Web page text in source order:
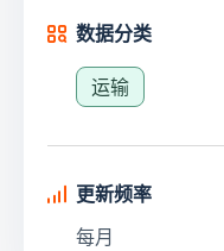
数据分类
运输
更新频率
每月